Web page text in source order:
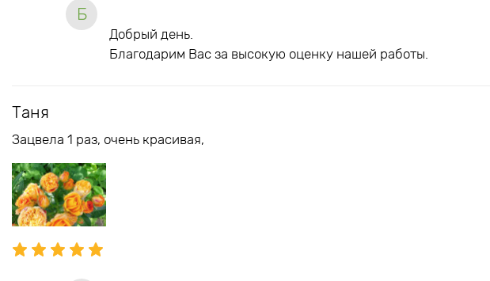
Б
Добрый день.
Благодарим Вас за высокую оценку нашей работы.
Таня
Зацвела 1 раз, очень красивая,